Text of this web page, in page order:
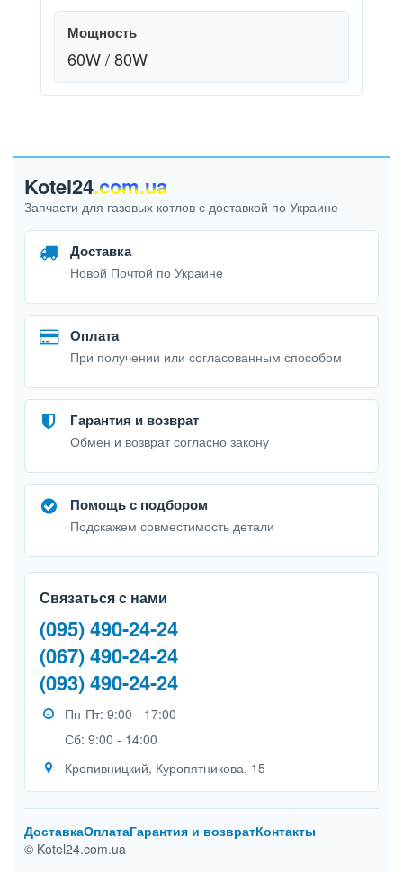
Мощность
60W / 80W
Kotel24.com.ua
Запчасти для газовых котлов с доставкой по Украине
Доставка
Новой Почтой по Украине
Оплата
При получении или согласованным способом
Гарантия и возврат
Обмен и возврат согласно закону
Помощь с подбором
Подскажем совместимость детали
Связаться с нами
(095) 490-24-24
(067) 490-24-24
(093) 490-24-24
Пн-Пт: 9:00 - 17:00
Сб: 9:00 - 14:00
Кропивницкий, Куропятникова, 15
ДоставкаОплатаГарантия и возвратКонтакты
© Kotel24.com.ua